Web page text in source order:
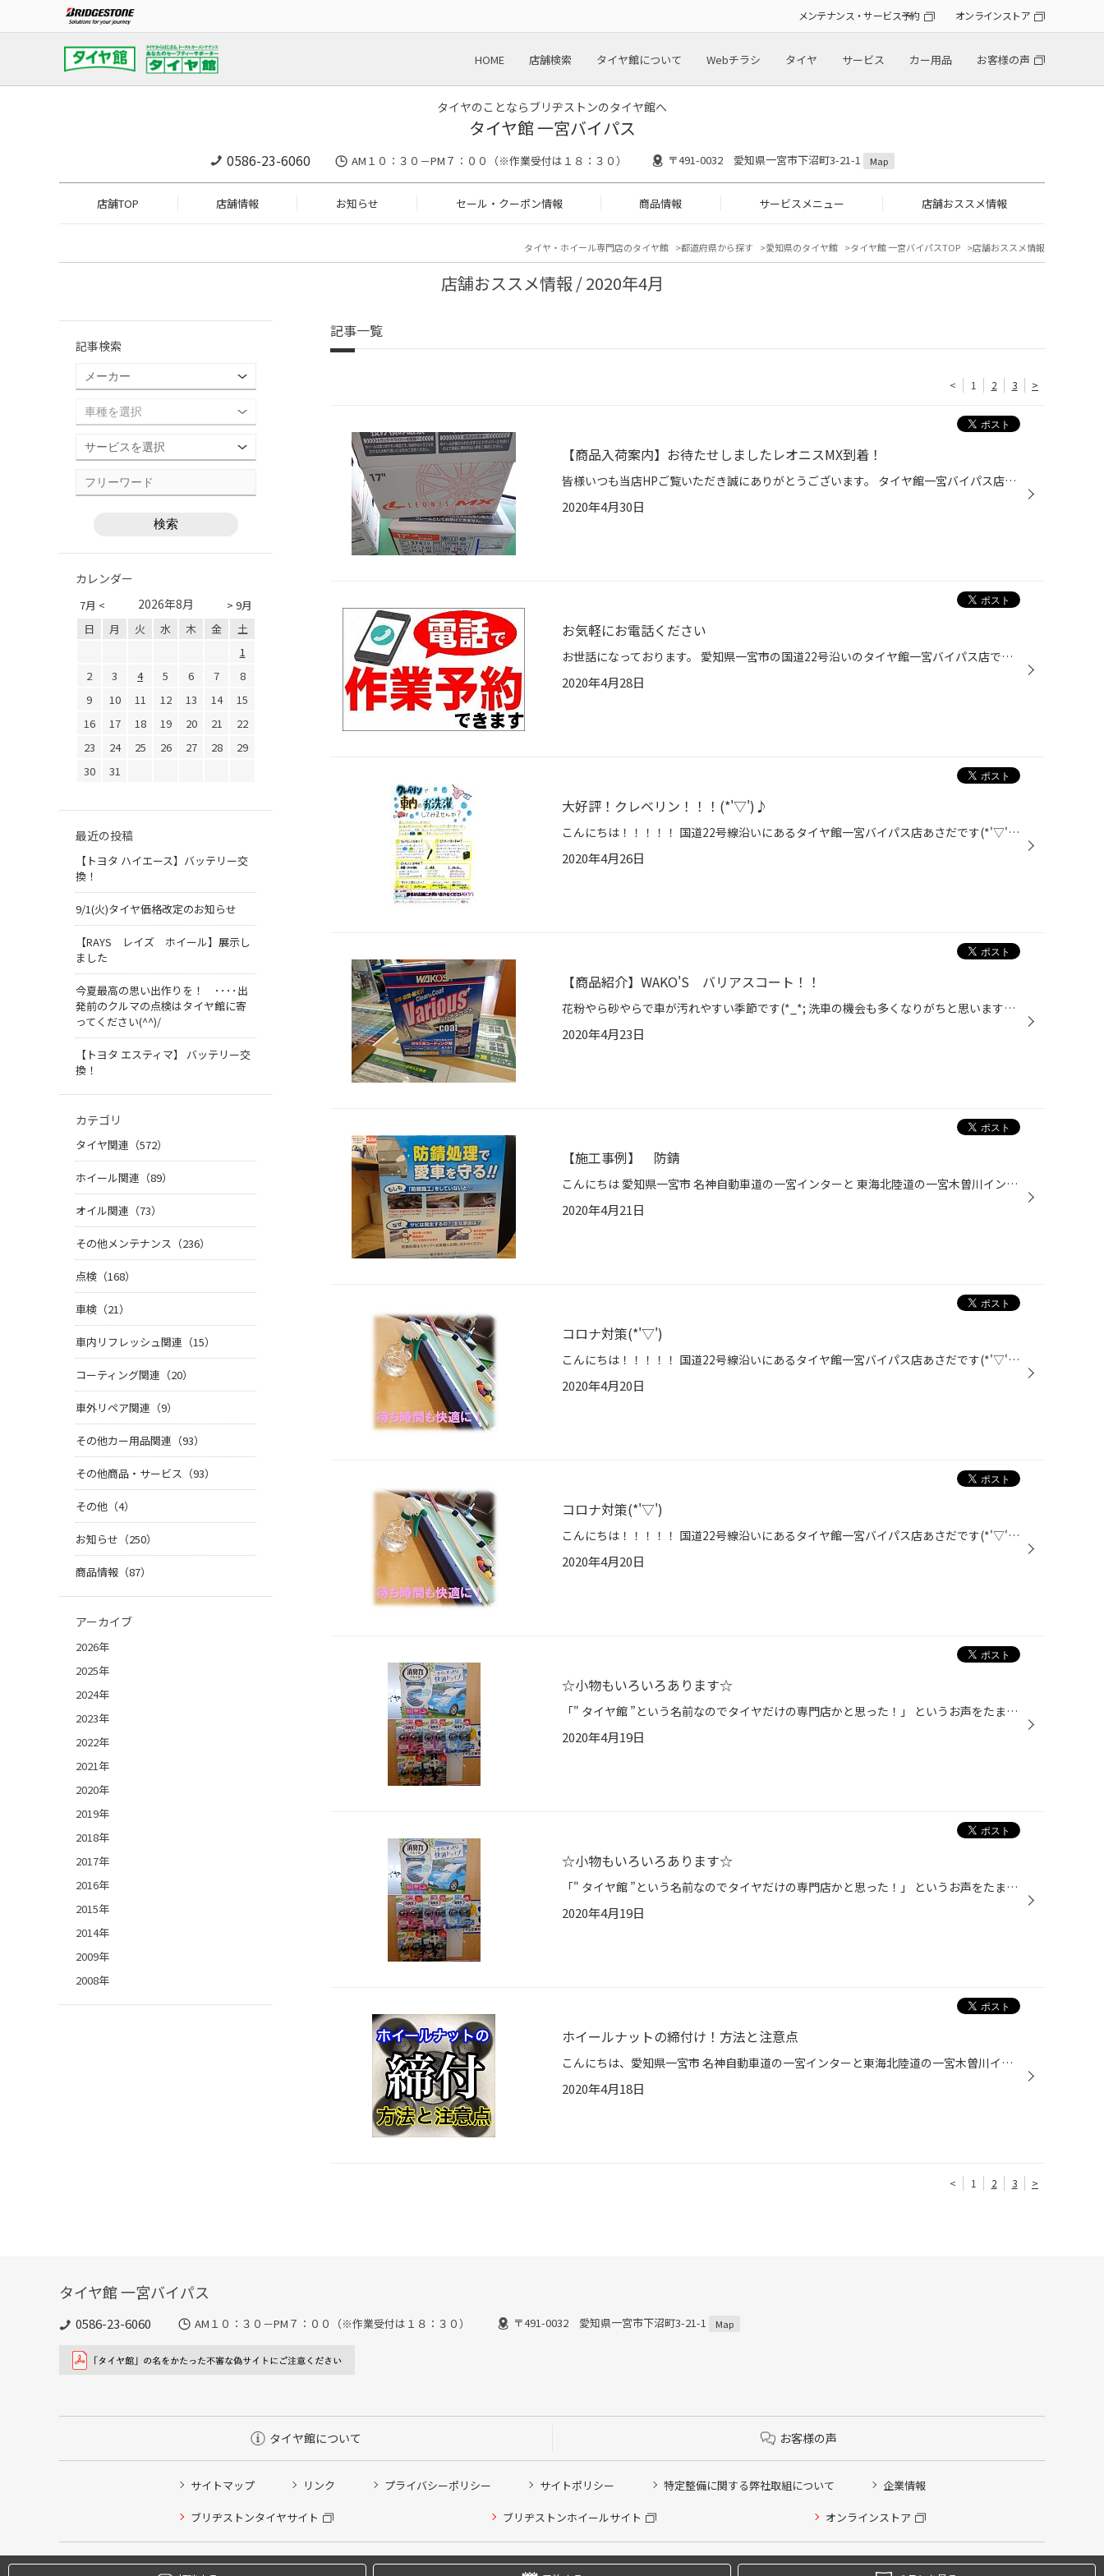
メンテナンス・サービス予約 オンラインストア
HOME 店舗検索 タイヤ館について Webチラシ タイヤ サービス カー用品 お客様の声
タイヤのことならブリヂストンのタイヤ館へ
タイヤ館 一宮バイパス
0586-23-6060 AM１０：３０－PM７：００（※作業受付は１８：３０） 〒491-0032 愛知県一宮市下沼町3-21-1 Map
店舗TOP 店舗情報 お知らせ セール・クーポン情報 商品情報 サービスメニュー 店舗おススメ情報
タイヤ・ホイール専門店のタイヤ館 都道府県から探す 愛知県のタイヤ館 タイヤ館 一宮バイパスTOP 店舗おススメ情報
店舗おススメ情報 / 2020年4月
記事一覧
< 1 2 3 >
【商品入荷案内】お待たせしましたレオニスMX到着！
皆様いつも当店HPご覧いただき誠にありがとうございます。 タイヤ館一宮バイパス店です。 今日は少し肌寒いですね・・・・ そんな中 HOTな商品が届きました！ 箱の中身は 取付が楽しみです！ ばっちりタイヤと組み込みをして準備いたします！
2020年4月30日
お気軽にお電話ください
お世話になっております。 愛知県一宮市の国道22号沿いのタイヤ館一宮バイパス店です コロナウィルスによる緊急事態宣言でお出かけしにくい環境と思いますが、 タイヤ館は時短営業になりますが、お客さまの安全のために夕方17時ま元気に営業中です。 なかなか出かけにくい状況もありますので、価格...
2020年4月28日
大好評！クレベリン！！！(*'▽')♪
こんにちは！！！！！ 国道22号線沿いにあるタイヤ館一宮バイパス店あさだです(*'▽')♪ みなさん突然ですが 車内は清潔に保たれていますか？？ なかなか目には見えないですが 車のシートには細菌やウイルスが たくさん住みついています。 そんなバイキンたちを クレベリンを使ってやっつけちゃいまし...
2020年4月26日
【商品紹介】WAKO'S バリアスコート！！
花粉やら砂やらで車が汚れやすい季節です(*_*; 洗車の機会も多くなりがちと思いますが、 せっかくなら☆ピッカピカ☆にして気持ちよくドライブしたいですよねっ♪♪ そんなときにおススメっ！！ 「和光ケミカル バリアスコート」 金属・樹脂パーツ問わず、水洗いしてスプレーして拭くだけで！ 簡単ガラ...
2020年4月23日
【施工事例】 防錆
こんにちは 愛知県一宮市 名神自動車道の一宮インターと 東海北陸道の一宮木曽川インターの間くらいにある タイヤ館一宮バイパス店 鰐渕(わにぶち)と申します。 突然ですが、車の下廻り「サビ」 大丈夫ですか？ 普段下回りなんかみることないですよね。 防錆って聞いてもあんまりピンとこないと思い...
2020年4月21日
コロナ対策(*'▽')
こんにちは！！！！！ 国道22号線沿いにあるタイヤ館一宮バイパス店あさだです(*'▽')♪ タイヤ館ではコロナ対策もばっちり！ 出入口やカウンター、待合スペースにアルコール消毒液を設置してます(*'▽') 雑誌を読むときやお子様がおもちゃで遊ぶ時など 遠慮なく使ってください！！！ みなさまご来店お...
2020年4月20日
コロナ対策(*'▽')
こんにちは！！！！！ 国道22号線沿いにあるタイヤ館一宮バイパス店あさだです(*'▽')♪ タイヤ館ではコロナ対策もばっちり！ 出入口やカウンター、待合スペースにアルコール消毒液を設置してます(*'▽') 雑誌を読むときやお子様がおもちゃで遊ぶ時など 遠慮なく使ってください！！！ みなさまご来店お...
2020年4月20日
☆小物もいろいろあります☆
「" タイヤ館 ”という名前なのでタイヤだけの専門店かと思った！」 というお声をたまに頂きます(^^;) もちろんタイヤの専門店ならではのサービスもご提供致しますが、 店内には車内用の小物やケミカル類などもご用意しております！ 作業をお待ちいただく時間などお気軽にお声掛けください☆
2020年4月19日
☆小物もいろいろあります☆
「" タイヤ館 ”という名前なのでタイヤだけの専門店かと思った！」 というお声をたまに頂きます(^^;) もちろんタイヤの専門店ならではのサービスもご提供致しますが、 店内には車内用の小物やケミカル類などもご用意しております！ 作業をお待ちいただく時間などお気軽にお声掛けください☆
2020年4月19日
ホイールナットの締付け！方法と注意点
こんにちは、愛知県一宮市 名神自動車道の一宮インターと東海北陸道の一宮木曽川インターの間くらいにある、タイヤ館一宮バイパス店です。 クルマは、約30000点の部品で出来ていると教えられたことがあります。その部品を組み合わせるには数多くのネジが使われていますよね。 そのネジひとつひとつ...
2020年4月18日
< 1 2 3 >
記事検索
カレンダー
7月 < > 9月
2026年8月
日 月 火 水 木 金
土
1
2
3 4 5 6 7
8
9
10 11 12 13 14
15
16
17 18 19 20 21
22
23
24 25 26 27 28
29
30
31
最近の投稿
【トヨタ ハイエース】バッテリー交
換！
9/1(火)タイヤ価格改定のお知らせ
【RAYS レイズ ホイール】展示し
ました
今夏最高の思い出作りを！ ････出
発前のクルマの点検はタイヤ館に寄
ってください(^^)/
【トヨタ エスティマ】 バッテリー交
換！
カテゴリ
タイヤ関連（572）
ホイール関連（89）
オイル関連（73）
その他メンテナンス（236）
点検（168）
車検（21）
車内リフレッシュ関連（15）
コーティング関連（20）
車外リペア関連（9）
その他カー用品関連（93）
その他商品・サービス（93）
その他（4）
お知らせ（250）
商品情報（87）
アーカイブ
2026年
2025年
2024年
2023年
2022年
2021年
2020年
2019年
2018年
2017年
2016年
2015年
2014年
2009年
2008年
タイヤ館 一宮バイパス
0586-23-6060 AM１０：３０－PM７：００（※作業受付は１８：３０） 〒491-0032 愛知県一宮市下沼町3-21-1 Map
タイヤ館について お客様の声
サイトマップ リンク プライバシーポリシー サイトポリシー 特定整備に関する弊社取組について 企業情報
ブリヂストンタイヤサイト ブリヂストンホイールサイト オンラインストア
Copyright © 2024 Bridgestone Retail Co.,Ltd. All rights Reserved.
タイヤ点検・安全点検/タイヤ履き替え/オイル交換/その他ピット作業の予約
クローク契約会員専用タイヤ履き替え※タイヤ履き替えを希望のクローク契約会員の方はこちらを選択ください
本日のタイヤ履き替え順番待ち予約 ※クローク契約会員の方はご利用いただけません